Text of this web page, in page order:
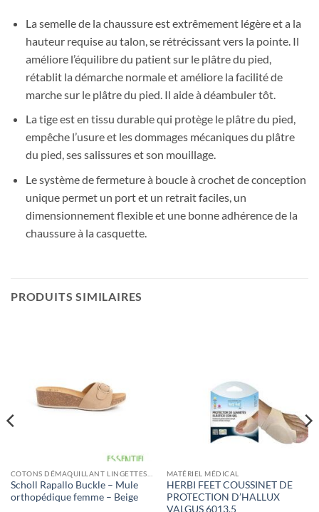
La semelle de la chaussure est extrêmement légère et a la
hauteur requise au talon, se rétrécissant vers la pointe. Il
améliore l’équilibre du patient sur le plâtre du pied,
rétablit la démarche normale et améliore la facilité de
marche sur le plâtre du pied. Il aide à déambuler tôt.
La tige est en tissu durable qui protège le plâtre du pied,
empêche l’usure et les dommages mécaniques du plâtre
du pied, ses salissures et son mouillage.
Le système de fermeture à boucle à crochet de conception
unique permet un port et un retrait faciles, un
dimensionnement flexible et une bonne adhérence de la
chaussure à la casquette.
PRODUITS SIMILAIRES
Scholl Rapallo Buckle – Mule
orthopédique femme – Beige
MATÉRIEL MÉDICAL
HERBI FEET COUSSINET DE
PROTECTION D’HALLUX
VALGUS 6013.5